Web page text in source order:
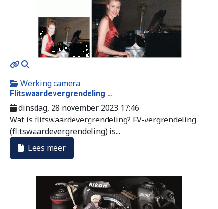
MOD_JTCS_VIEW_ARTICLE_LINK
Werking camera
Flitswaardevergrendeling ...
dinsdag, 28 november 2023 17:46
Wat is flitswaardevergrendeling? FV-vergrendeling
(flitswaardevergrendeling) is...
Lees meer